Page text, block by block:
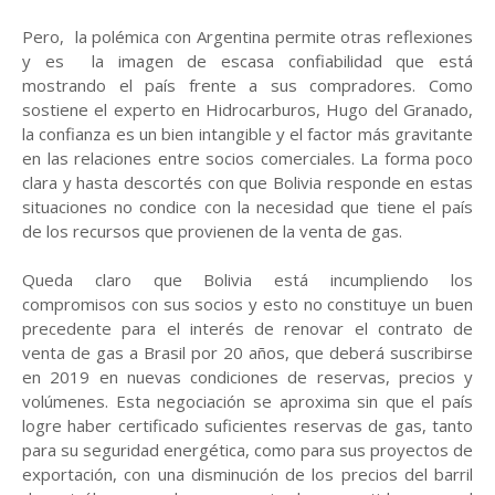
Pero, la polémica con Argentina permite otras reflexiones
y es la imagen de escasa confiabilidad que está
mostrando el país frente a sus compradores. Como
sostiene el experto en Hidrocarburos, Hugo del Granado,
la confianza es un bien intangible y el factor más gravitante
en las relaciones entre socios comerciales. La forma poco
clara y hasta descortés con que Bolivia responde en estas
situaciones no condice con la necesidad que tiene el país
de los recursos que provienen de la venta de gas.
Queda claro que Bolivia está incumpliendo los
compromisos con sus socios y esto no constituye un buen
precedente para el interés de renovar el contrato de
venta de gas a Brasil por 20 años, que deberá suscribirse
en 2019 en nuevas condiciones de reservas, precios y
volúmenes. Esta negociación se aproxima sin que el país
logre haber certificado suficientes reservas de gas, tanto
para su seguridad energética, como para sus proyectos de
exportación, con una disminución de los precios del barril